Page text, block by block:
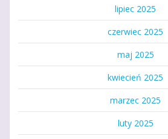
lipiec 2025
czerwiec 2025
maj 2025
kwiecień 2025
marzec 2025
luty 2025